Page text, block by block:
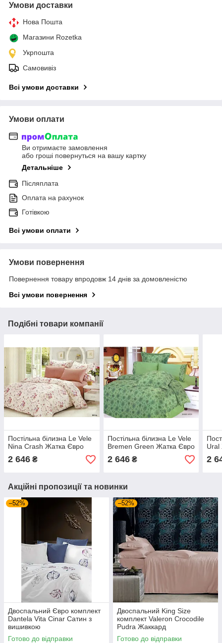
Умови доставки
Нова Пошта
Магазини Rozetka
Укрпошта
Самовивіз
Всі умови доставки
Умови оплати
Ви отримаєте замовлення
або гроші повернуться на вашу картку
Детальніше
Післяплата
Оплата на рахунок
Готівкою
Всі умови оплати
Умови повернення
Повернення товару впродовж 14 днів за домовленістю
Всі умови повернення
Подібні товари компанії
Постільна білизна Le Vele
Nina Crash Жатка Євро
2 646 ₴
Постільна білизна Le Vele
Bremen Green Жатка Євро
2 646₴
Ural
2
Акційні пропозиції та новинки
–52%
Двоспальний Євро комплект
Dantela Vita Cinar Сатин з
вишивкою
Готово до відправки
–52%
Двоспальний King Size
комплект Valeron Crocodile
Pudra Жаккард
Готово до відправки